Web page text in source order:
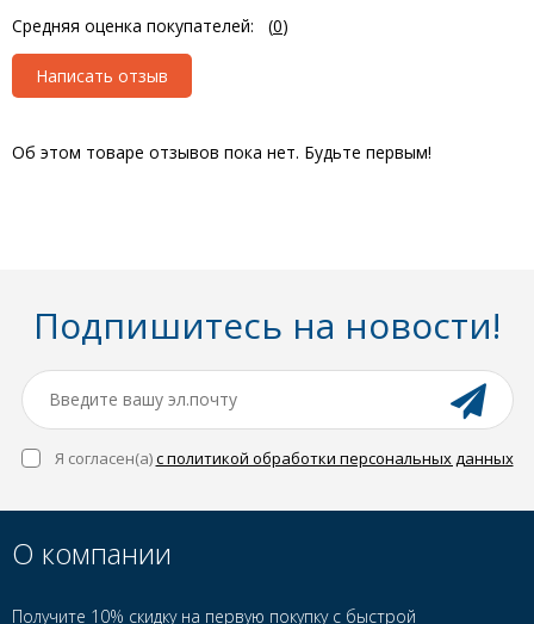
Средняя оценка покупателей: (0)
Написать отзыв
Об этом товаре отзывов пока нет. Будьте первым!
Подпишитесь на новости!
Я согласен(a)с политикой обработки персональных данных
О компании
Получите 10% скидку на первую покупку с быстрой